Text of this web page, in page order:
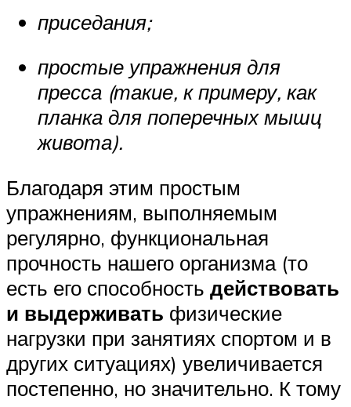
приседания;
простые упражнения для
пресса (такие, к примеру, как
планка для поперечных мышц
живота).
Благодаря этим простым
упражнениям, выполняемым
регулярно, функциональная
прочность нашего организма (то
есть его способность действовать
и выдерживать физические
нагрузки при занятиях спортом и в
других ситуациях) увеличивается
постепенно, но значительно. К тому